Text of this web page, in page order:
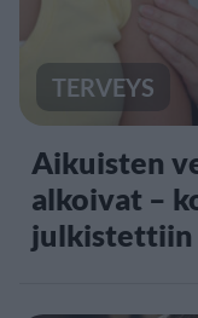
TERVEYS
Aikuisten
alkoivat –
julkistettiin